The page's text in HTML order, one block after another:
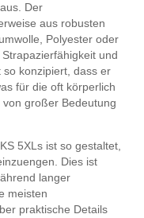
Der
aus robusten
Polyester oder
und
so konzipiert, dass er
für die oft körperlich
großer Bedeutung
5XLs ist so gestaltet,
Dies ist
langer
meisten
praktische Details